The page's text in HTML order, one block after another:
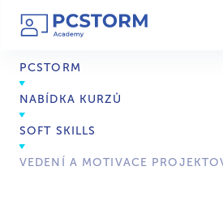
PCSTORM
NABÍDKA KURZŮ
SOFT SKILLS
VEDENÍ A MOTIVACE